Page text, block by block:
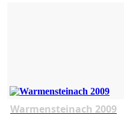
Warmensteinach 2009